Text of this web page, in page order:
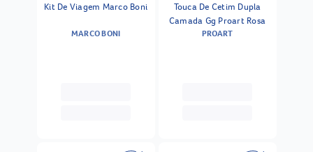
Kit De Viagem Marco Boni
MARCO BONI
Touca De Cetim Dupla
Camada Gg Proart Rosa
PROART